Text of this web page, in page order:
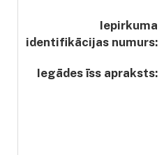
Iepirkuma
identifikācijas numurs:
Iegādes īss apraksts: